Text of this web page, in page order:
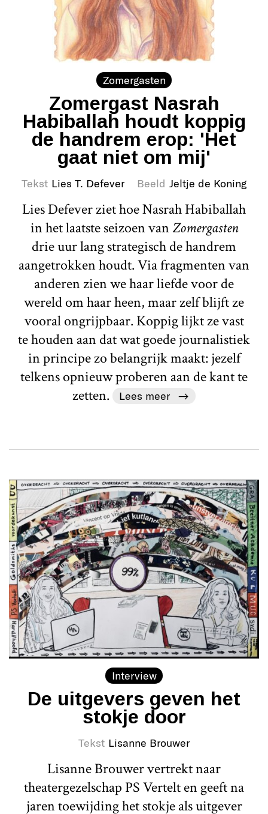
Zomergasten
Zomergast Nasrah
Habiballah houdt koppig
de handrem erop: 'Het
gaat niet om mij'
Tekst Lies T. Defever Beeld Jeltje de Koning
Lies Defever ziet hoe Nasrah Habiballah
in het laatste seizoen vanZomergasten
drie uur lang strategisch de handrem
aangetrokken houdt. Via fragmenten van
anderen zien we haar liefde voor de
wereld om haar heen, maar zelf blijft ze
vooral ongrijpbaar. Koppig lijkt ze vast
te houden aan dat wat goede journalistiek
in principe zo belangrijk maakt: jezelf
telkens opnieuw proberen aan de kant te
zetten.
Lees meer
Interview
De uitgevers geven het
stokje door
Tekst Lisanne Brouwer
Lisanne Brouwer vertrekt naar
theatergezelschap PS Vertelt en geeft na
jaren toewijding het stokje als uitgever